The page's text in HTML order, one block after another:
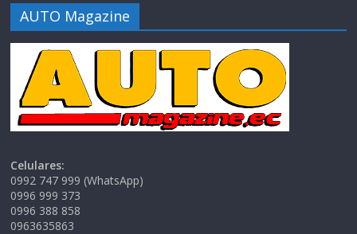
AUTO Magazine
Celulares:
0992 747 999 (WhatsApp)
0996 999 373
0996 388 858
0963635863